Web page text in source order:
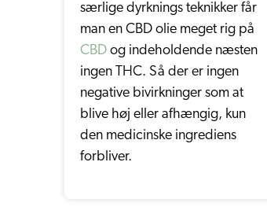
særlige dyrknings teknikker får
man en CBD olie meget rig på
CBD og indeholdende næsten
ingen THC. Så der er ingen
negative bivirkninger som at
blive høj eller afhængig, kun
den medicinske ingrediens
forbliver.